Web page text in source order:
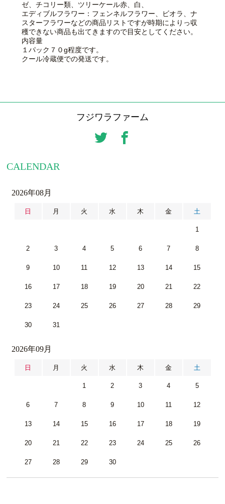
ゼ、チコリー類、ツリーケール赤、白、
エディブルフラワー：フェンネルフラワー、ビオラ、ナ
スターフラワーなどの商品リストですが時期によりっ収
穫できない商品も出てきますので目安としてください。
内容量
１パック７０g程度です。
クール冷蔵便での発送です。
フジワラファーム
CALENDAR
2026年08月
日 月 火 水 木 金 土
1
2 3 4 5 6 7 8
9 10 11 12 13 14 15
16 17 18 19 20 21 22
23 24 25 26 27 28 29
30 31
2026年09月
日 月 火 水 木 金 土
1 2 3 4 5
6 7 8 9 10 11 12
13 14 15 16 17 18 19
20 21 22 23 24 25 26
27 28 29 30